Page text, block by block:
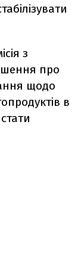
з
про
щодо
в